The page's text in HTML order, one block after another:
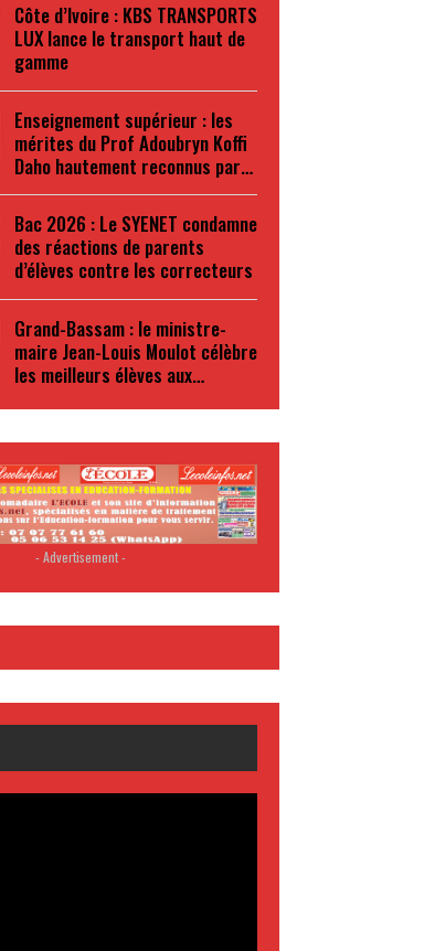
Côte d’Ivoire : KBS TRANSPORTS
LUX lance le transport haut de
gamme
Enseignement supérieur : les
mérites du Prof Adoubryn Koffi
Daho hautement reconnus par…
Bac 2026 : Le SYENET condamne
des réactions de parents
d’élèves contre les correcteurs
Grand-Bassam : le ministre-
maire Jean-Louis Moulot célèbre
les meilleurs élèves aux…
- Advertisement -